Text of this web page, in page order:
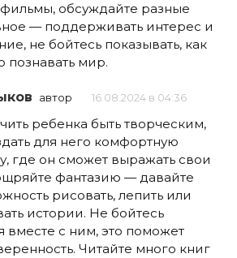
обсуждайте разные
— поддерживать интерес и
не бойтесь показывать, как
познавать мир.
автор 16.08.2024 в 04:36
ребенка быть творческим,
для него комфортную
где он сможет выражать свои
фантазию — давайте
рисовать, лепить или
истории. Не бойтесь
вместе с ним, это поможет
Читайте много книг